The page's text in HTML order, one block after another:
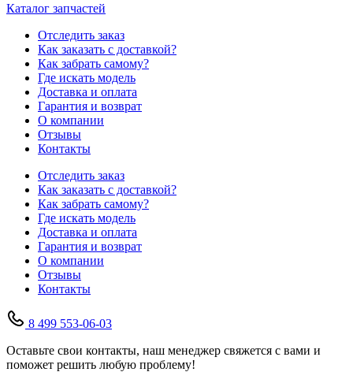
Каталог запчастей
Отследить заказ
Как заказать с доставкой?
Как забрать самому?
Где искать модель
Доставка и оплата
Гарантия и возврат
О компании
Отзывы
Контакты
Отследить заказ
Как заказать с доставкой?
Как забрать самому?
Где искать модель
Доставка и оплата
Гарантия и возврат
О компании
Отзывы
Контакты
8 499 553-06-03
Оставьте свои контакты, наш менеджер свяжется с вами и
поможет решить любую проблему!